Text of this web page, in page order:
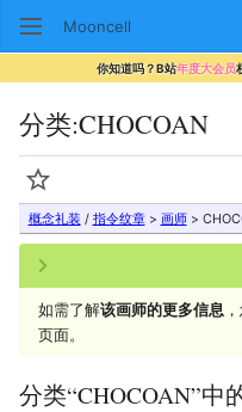
Mooncell
你知道吗？B站年度大会员
分类:CHOCOAN
监视
概念礼装 / 指令纹章> 画师>
如需了解该画师的更多信息
页面。
分类“CHOCOAN”中